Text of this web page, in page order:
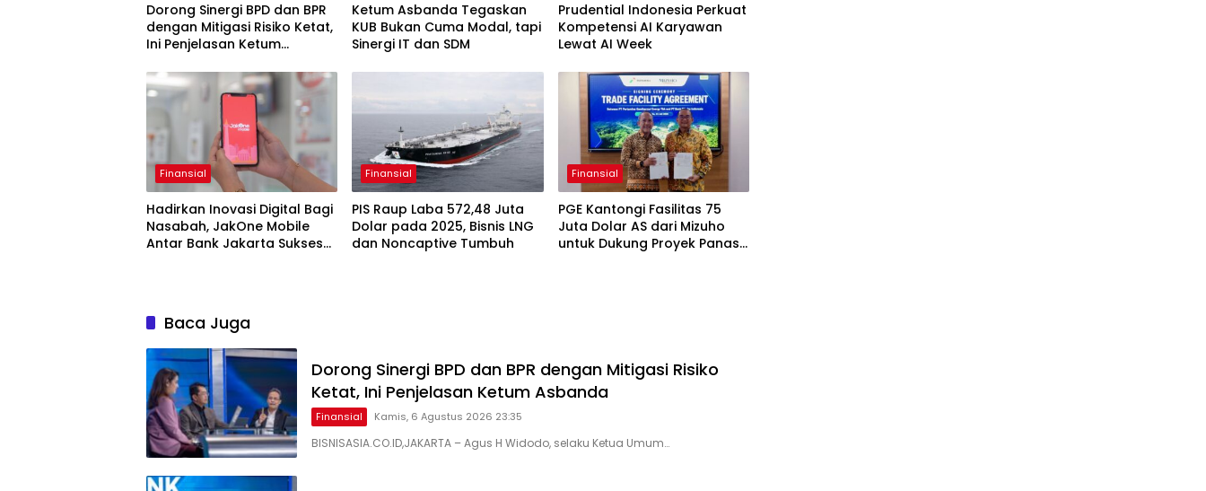
Dorong Sinergi BPD dan BPR
dengan Mitigasi Risiko Ketat,
Ini Penjelasan Ketum
Ketum Asbanda Tegaskan
KUB Bukan Cuma Modal, tapi
Sinergi IT dan SDM
Prudential Indonesia Perkuat
Kompetensi AI Karyawan
Lewat AI Week
Finansial
Hadirkan Inovasi Digital Bagi
Nasabah, JakOne Mobile
Antar Bank Jakarta Sukses
Finansial
PIS Raup Laba 572,48 Juta
Dolar pada 2025, Bisnis LNG
dan Noncaptive Tumbuh
Finansial
PGE Kantongi Fasilitas 75
Juta Dolar AS dari Mizuho
untuk Dukung Proyek Panas
Baca Juga
Dorong Sinergi BPD dan BPR dengan Mitigasi Risiko
Ketat, Ini Penjelasan Ketum Asbanda
Finansial Kamis, 6 Agustus 2026 23:35
BISNISASIA.CO.ID,JAKARTA – Agus H Widodo, selaku Ketua Umum…